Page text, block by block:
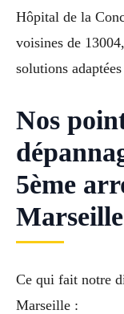
Hôpital de la
voisines de
solutions
Nos
5ème
Marseille
Ce qui fait notre
Marseille :